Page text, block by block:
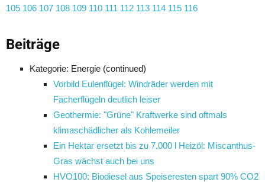
105 106 107 108 109 110 111 112 113 114 115 116
Beiträge
Kategorie: Energie (continued)
Vorbild Eulenflügel: Windräder werden mit
Fächerflügeln deutlich leiser
Geothermie: "Grüne" Kraftwerke sind oftmals
klimaschädlicher als Kohlemeiler
Ein Hektar ersetzt bis zu 7.000 l Heizöl: Miscanthus-
Gras wächst auch bei uns
HVO100: Biodiesel aus Speiseresten spart 90% CO2